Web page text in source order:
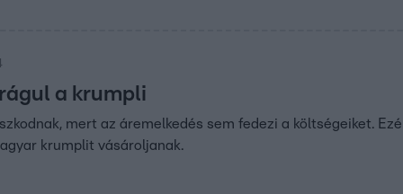
a krumpli
mert az áremelkedés sem fedezi a költségeiket.
krumplit vásároljanak.